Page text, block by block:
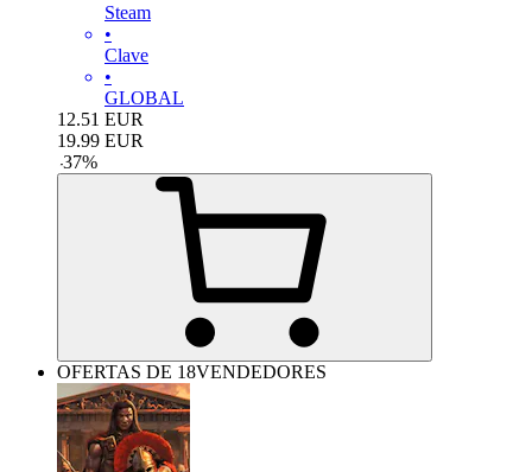
Steam
•
Clave
•
GLOBAL
12.51 EUR
19.99 EUR
-37%
OFERTAS DE 18VENDEDORES